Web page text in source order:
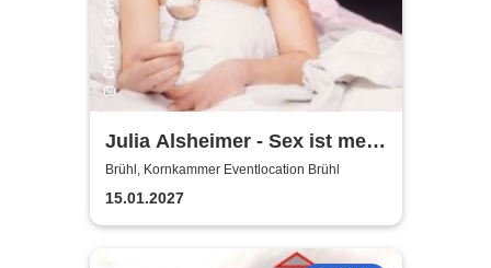
Julia Alsheimer - Sex ist mehr
als nur 'ne Nummer
Brühl, Kornkammer Eventlocation Brühl
15.01.2027